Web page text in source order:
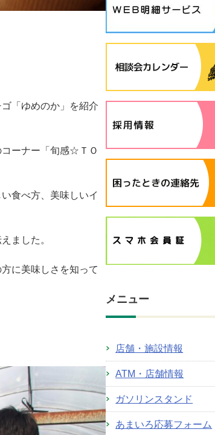
「ゆめのか」を紹介
ーナー「旬感☆ＴＯ
食べ方、美味しいイ
ました。
に美味しさを知って
メニュー
店舗・施設情報
ATM・店舗情報
ガソリンスタンド
あまいろ応募フォーム